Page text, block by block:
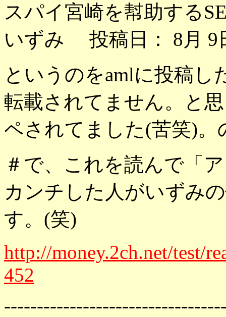
スパイ宮崎を幇助する
いずみ 投稿日： 8月 9
というのをamlに投稿し
転載されてません。と
ペされてました(苦笑)
＃で、これを読んで「
カンチした人がいずみ
す。(笑)
http://money.2ch.net/test/
452